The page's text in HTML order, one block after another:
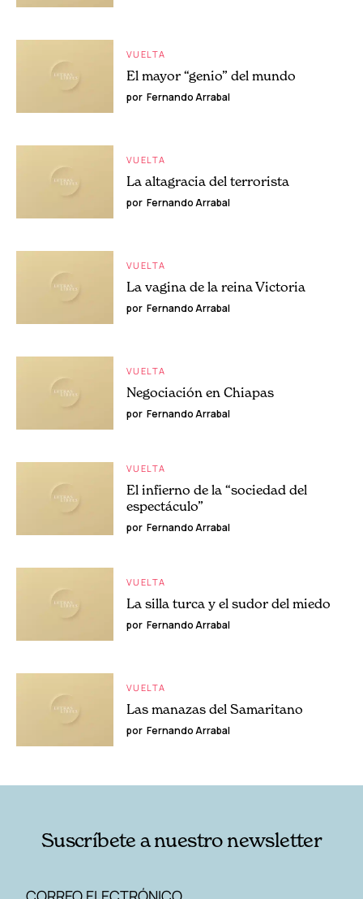
VUELTA
El mayor “genio” del mundo
por Fernando Arrabal
VUELTA
La altagracia del terrorista
por Fernando Arrabal
VUELTA
La vagina de la reina Victoria
por Fernando Arrabal
VUELTA
Negociación en Chiapas
por Fernando Arrabal
VUELTA
El infierno de la “sociedad del
espectáculo”
por Fernando Arrabal
VUELTA
La silla turca y el sudor del miedo
por Fernando Arrabal
VUELTA
Las manazas del Samaritano
por Fernando Arrabal
Suscríbete a nuestro newsletter